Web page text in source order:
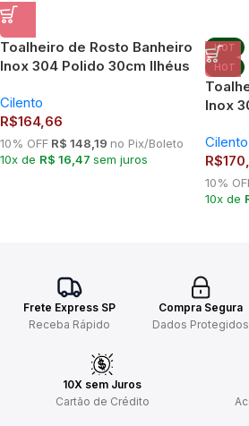
Toalheiro de Rosto Banheiro
Inox 304 Polido 30cm Ilhéus
Cilento
R$164,66
10% OFF R$ 148,19 no Pix/Boleto
10x de R$ 16,47 sem juros
HOT
HOT
Inox
Cilento
R$
10%
10x de
Frete Express SP
Receba Rápido
Compra Segura
Dados Protegidos
10X sem Juros
Cartão de Crédito